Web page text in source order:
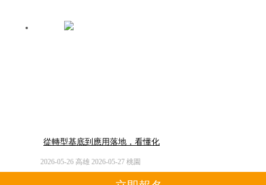
從轉型基底到應用落地，看懂化
工廠下一哩路
2026-05-26 高雄 2026-05-27 桃園